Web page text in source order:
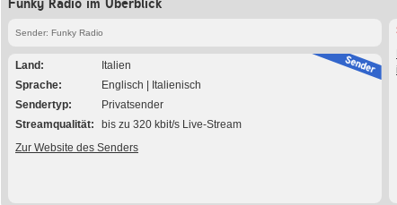
Funky Radio im Überblick
Sender: Funky Radio
Land
Italien
Sprache
Englisch | Italienisch
Sendertyp
Privatsender
Streamqualität
bis zu 320 kbit/s Live-Stream
Zur Website des Senders